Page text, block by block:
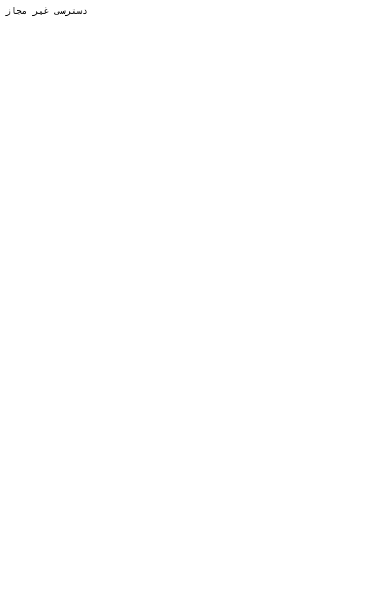
دسترسی غیر مجاز